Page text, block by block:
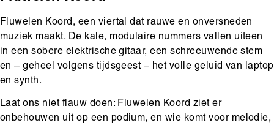
Fluwelen Koord, een viertal dat rauwe en onversneden
muziek maakt. De kale, modulaire nummers vallen uiteen
in een sobere elektrische gitaar, een schreeuwende stem
en – geheel volgens tijdsgeest – het volle geluid van laptop
en synth.
Laat ons niet flauw doen: Fluwelen Koord ziet er
onbehouwen uit op een podium, en wie komt voor melodie,